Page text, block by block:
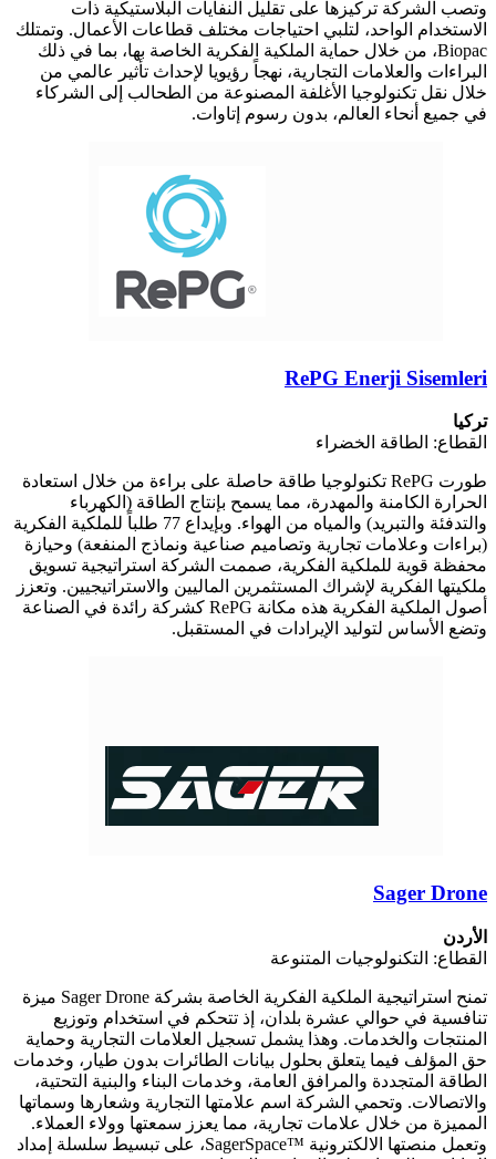
وتصب الشركة تركيزها على تقليل النفايات البلاستيكية ذات
الاستخدام الواحد، لتلبي احتياجات مختلف قطاعات الأعمال. وتمتلك
Biopac، من خلال حماية الملكية الفكرية الخاصة بها، بما في ذلك
البراءات والعلامات التجارية، نهجاً رؤيويا لإحداث تأثير عالمي من
خلال نقل تكنولوجيا الأغلفة المصنوعة من الطحالب إلى الشركاء
في جميع أنحاء العالم، بدون رسوم إتاوات.
RePG Enerji Sisemleri
تركيا
القطاع: الطاقة الخضراء
طورت RePG تكنولوجيا طاقة حاصلة على براءة من خلال استعادة
الحرارة الكامنة والمهدرة، مما يسمح بإنتاج الطاقة (الكهرباء
والتدفئة والتبريد) والمياه من الهواء. وبإيداع 77 طلباً للملكية الفكرية
(براءات وعلامات تجارية وتصاميم صناعية ونماذج المنفعة) وحيازة
محفظة قوية للملكية الفكرية، صممت الشركة استراتيجية تسويق
ملكيتها الفكرية لإشراك المستثمرين الماليين والاستراتيجيين. وتعزز
أصول الملكية الفكرية هذه مكانة RePG كشركة رائدة في الصناعة
وتضع الأساس لتوليد الإيرادات في المستقبل.
Sager Drone
الأردن
القطاع: التكنولوجيات المتنوعة
تمنح استراتيجية الملكية الفكرية الخاصة بشركة Sager Drone ميزة
تنافسية في حوالي عشرة بلدان، إذ تتحكم في استخدام وتوزيع
المنتجات والخدمات. وهذا يشمل تسجيل العلامات التجارية وحماية
حق المؤلف فيما يتعلق بحلول بيانات الطائرات بدون طيار، وخدمات
الطاقة المتجددة والمرافق العامة، وخدمات البناء والبنية التحتية،
والاتصالات. وتحمي الشركة اسم علامتها التجارية وشعارها وسماتها
المميزة من خلال علامات تجارية، مما يعزز سمعتها وولاء العملاء.
وتعمل منصتها الالكترونية ™SagerSpace، على تبسيط سلسلة إمداد